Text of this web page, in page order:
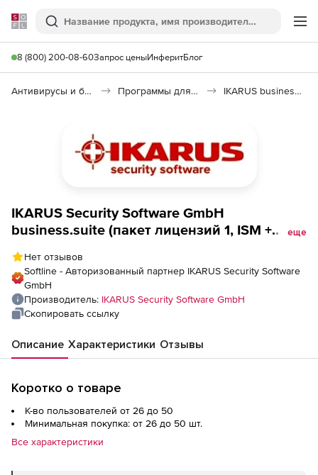
Softline
Поиск
8 (800) 200-08-60Запрос ценыИнферитБлог
Антивирусы и безопасность Программы для защиты информации IKARUS business.suite
IKARUS Security Software GmbH
business.suite (пакет лицензий 1, ISM +
еще
Нет отзывов
Softline - Авторизованный партнер IKARUS Security Software
GmbH
Производитель: IKARUS Security Software GmbH
Скопировать ссылку
Описание Характеристики Отзывы
Коротко о товаре
К-во пользователей от 26 до 50
Минимальная покупка: от 26 до 50 шт.
Все характеристики